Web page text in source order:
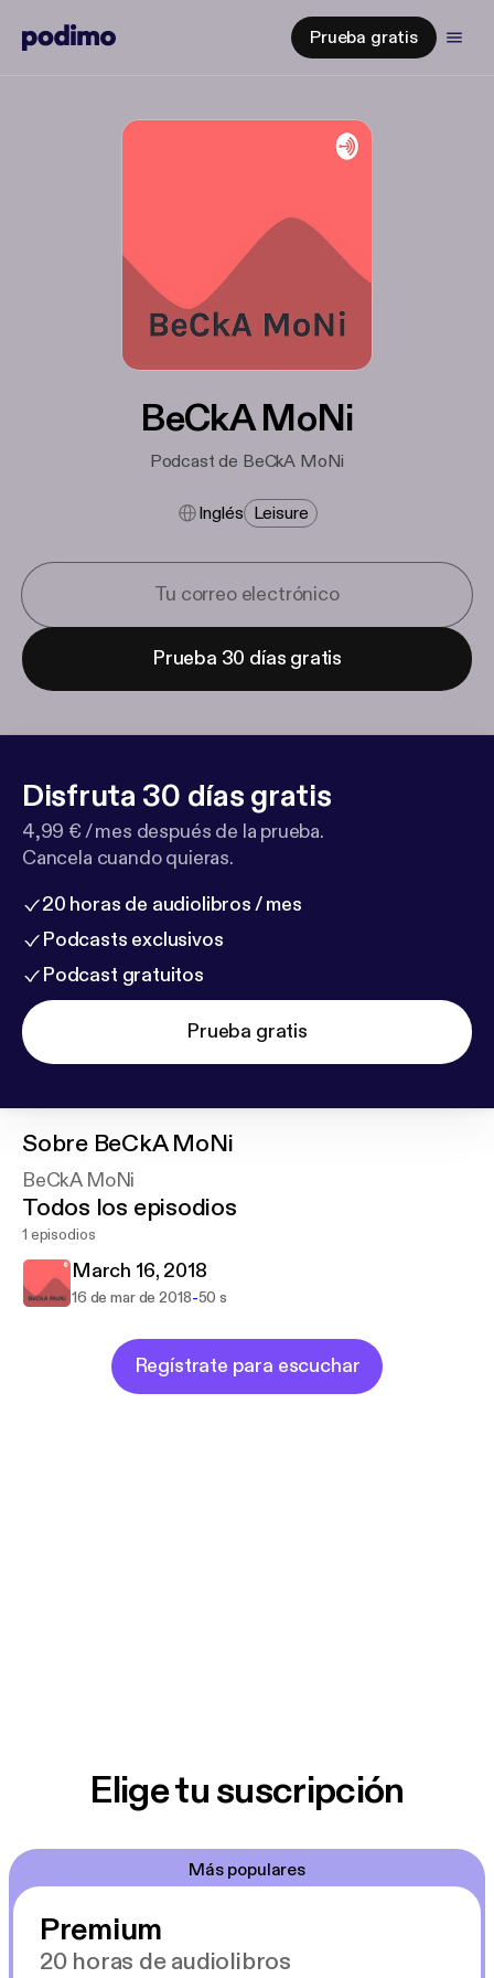
Prueba gratis
BeCkA MoNi
Podcast de BeCkA MoNi
Inglés Leisure
Prueba 30 días gratis
Disfruta 30 días gratis
4,99 € / mes después de la prueba.
Cancela cuando quieras.
20 horas de audiolibros / mes
Podcasts exclusivos
Podcast gratuitos
Prueba gratis
Sobre BeCkA MoNi
BeCkA MoNi
Todos los episodios
1 episodios
March 16, 2018
16 de mar de 2018-50 s
Regístrate para escuchar
Elige tu suscripción
Más populares
Premium
20 horas de audiolibros